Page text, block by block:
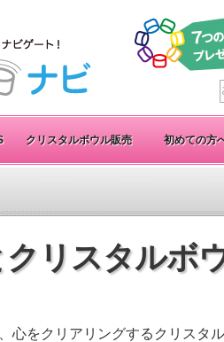
クリスタルボウル販売 初めての方
リスタルボ
心をクリアリングするクリスタ